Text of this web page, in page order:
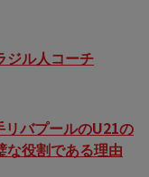
ジル人コーチ
バプールのU21の
な役割である理由